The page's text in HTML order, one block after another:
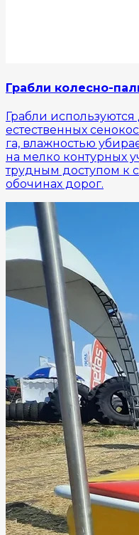
Грабли колесно-
Грабли
естественных
га, влажностью
на мелко контурных
трудным доступом к
обочинах дорог.